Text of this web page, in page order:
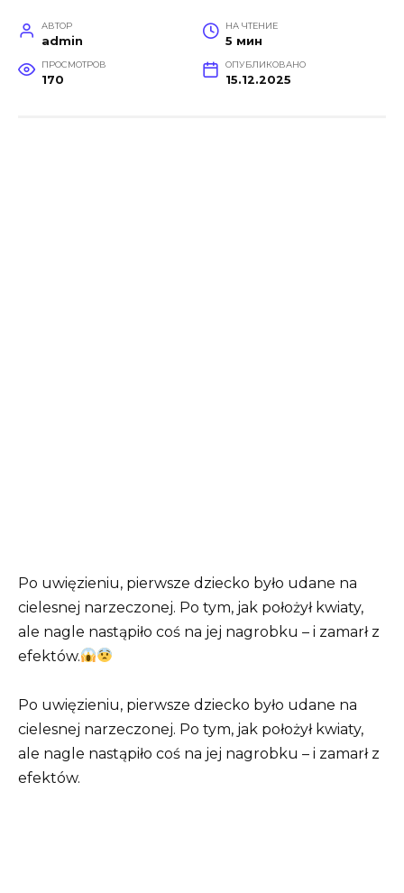
АВТОР
admin
НА ЧТЕНИЕ
5 мин
ПРОСМОТРОВ
170
ОПУБЛИКОВАНО
15.12.2025
Po uwięzieniu, pierwsze dziecko było udane na
cielesnej narzeczonej. Po tym, jak położył kwiaty,
ale nagle nastąpiło coś na jej nagrobku – i zamarł z
efektów.
Po uwięzieniu, pierwsze dziecko było udane na
cielesnej narzeczonej. Po tym, jak położył kwiaty,
ale nagle nastąpiło coś na jej nagrobku – i zamarł z
efektów.